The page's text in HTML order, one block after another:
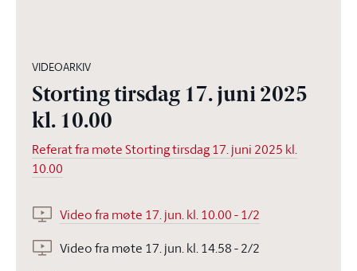
VIDEOARKIV
Storting tirsdag 17. juni 2025
kl. 10.00
Referat fra møte Storting tirsdag 17. juni 2025 kl.
10.00
Video fra møte 17. jun. kl. 10.00 - 1/2
Video fra møte 17. jun. kl. 14.58 - 2/2